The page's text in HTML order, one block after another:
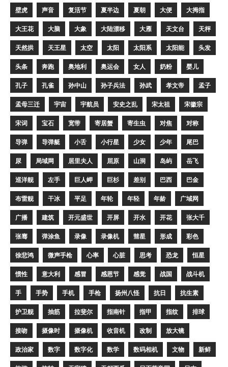
壁虎 声音 复活节 夏半边 夏朝 大便 大拇指
大王花 大脑 大象 大陆漂移 大雁 天文台 天枰
天然拱 天王星 太空 太阳 太阳系 太阳能 头发
头条 奔跑 奥地利 奥运会 女人 奶粉 婴儿
孔子 孔雀 孙中山 孙子兵法 孙武 孝文帝 孟子
孟母三迁 宇宙 宇航员 安史之乱 宋太祖 宋徽宗
宋词 宝石 宽带 寄居蟹 寄生虫 对焦 对称
导弹 导弹艇 小舌 小行星 少女 少年 尾巴
尿 局域网 居里夫人 屈原 山洞 岛屿 岳飞
巡洋舰 左手 巨人岬 巨杉 差别 巴西 巴金
布雷舰 干冰 平足 年轮 年轻 年龄 广域网
广播 建筑 开元盛世 开屏 开水 开花 张大千
张骞 弹涂鱼 录像 录像机 彗星 形成 彩色
徐悲鸿 微声手枪 心率 心脏 思考 恐龙 恒星
惯性 意大利 感冒 感恩节 感觉 战国 战斗机
手 手势 手机 手枪 扬州八怪 抗日 抗生素
护卫舰 抽筋 拉斐尔 指南针 指甲 指纹 排球
接吻 摄像时 摄像机 收音机 改制 放大镜
政治家 数字 数字化 数学 数码相机 文物 新鲜